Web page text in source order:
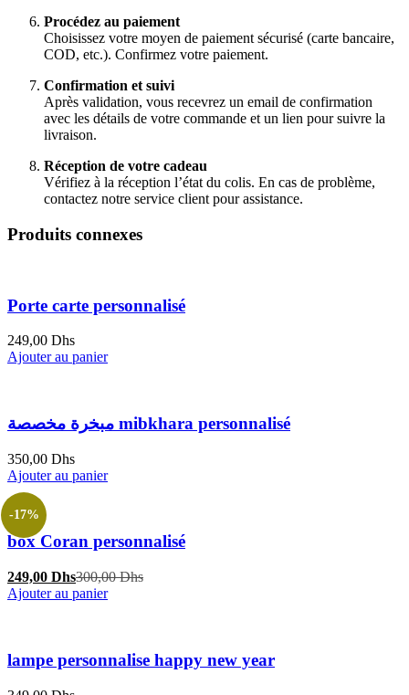
Procédez au paiement
Choisissez votre moyen de paiement sécurisé (carte bancaire,
COD, etc.). Confirmez votre paiement.
Confirmation et suivi
Après validation, vous recevrez un email de confirmation
avec les détails de votre commande et un lien pour suivre la
livraison.
Réception de votre cadeau
Vérifiez à la réception l’état du colis. En cas de problème,
contactez notre service client pour assistance.
Produits connexes
Porte carte personnalisé
249,00 Dhs
Ajouter au panier
مبخرة مخصصة mibkhara personnalisé
350,00 Dhs
Ajouter au panier
-17%
box Coran personnalisé
249,00 DhsLe
prix
300,00DhsLe
Ajouter au panier
lampe personnalise happy new year